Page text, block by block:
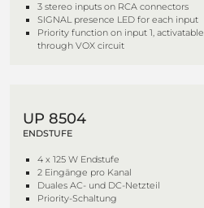
3 stereo inputs on RCA connectors
SIGNAL presence LED for each input
Priority function on input 1, activatable
through VOX circuit
UP 8504
ENDSTUFE
4 x 125 W Endstufe
2 Eingänge pro Kanal
Duales AC- und DC-Netzteil
Priority-Schaltung